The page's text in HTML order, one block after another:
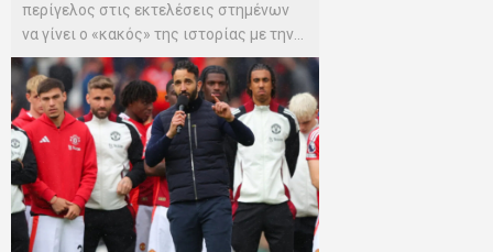
περίγελος στις εκτελέσεις στημένων
να γίνει ο «κακός» της ιστορίας με την...